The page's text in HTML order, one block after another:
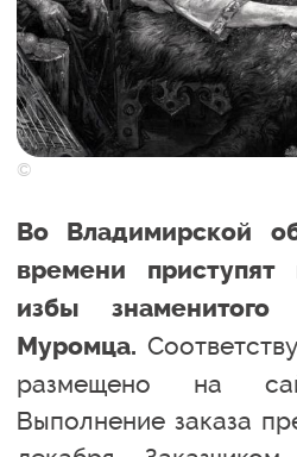
©
Во Владимирской
времени приступят
избы
Муромца.
размещено на
Выполнение заказа